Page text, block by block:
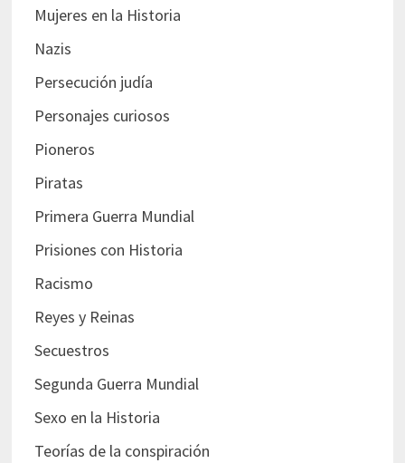
Mujeres en la Historia
Nazis
Persecución judía
Personajes curiosos
Pioneros
Piratas
Primera Guerra Mundial
Prisiones con Historia
Racismo
Reyes y Reinas
Secuestros
Segunda Guerra Mundial
Sexo en la Historia
Teorías de la conspiración